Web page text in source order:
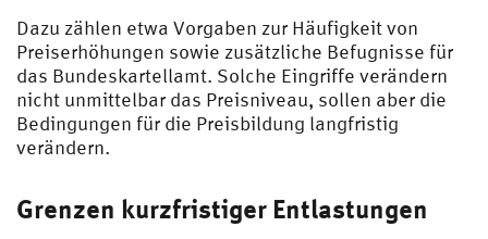
Dazu zählen etwa Vorgaben zur Häufigkeit von
Preiserhöhungen sowie zusätzliche Befugnisse für
das Bundeskartellamt. Solche Eingriffe verändern
nicht unmittelbar das Preisniveau, sollen aber die
Bedingungen für die Preisbildung langfristig
verändern.
Grenzen kurzfristiger Entlastungen